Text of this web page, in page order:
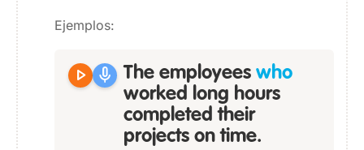
Ejemplos:
play_arrow mic The employees who
worked long hours
completed their
projects on time.